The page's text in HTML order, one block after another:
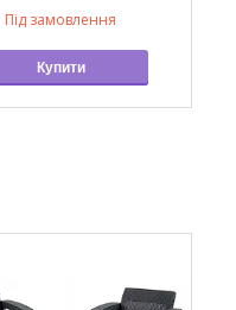
Під замовлення
Купити